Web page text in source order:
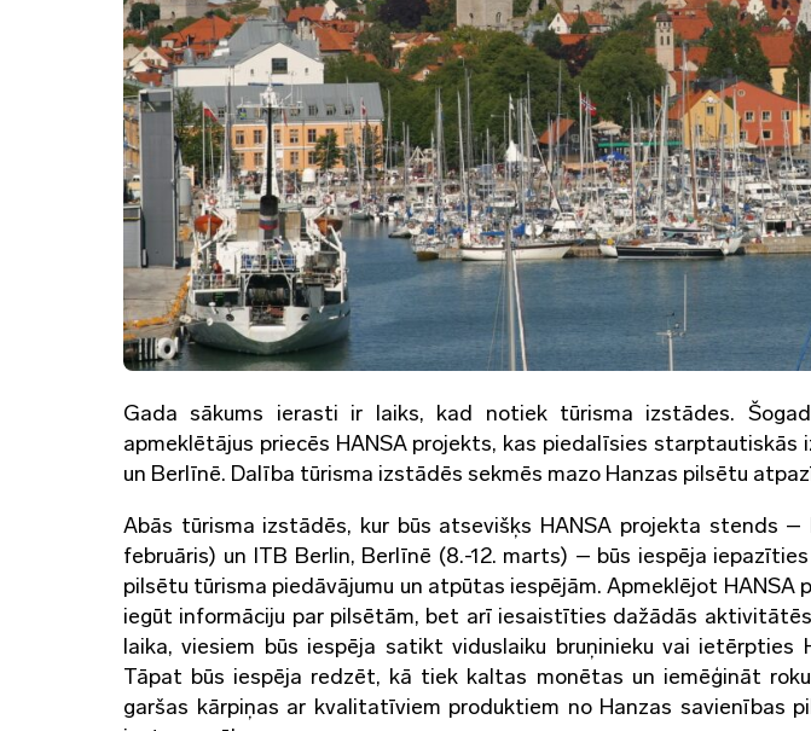
Gada sākums ierasti ir laiks, kad notiek tūrisma izstādes.
apmeklētājus priecēs HANSA projekts, kas piedalīsies starptautiskās
un Berlīnē. Dalība tūrisma izstādēs sekmēs mazo Hanzas pilsētu
Abās tūrisma izstādēs, kur būs atsevišķs HANSA projekta stends –
februāris) un ITB Berlin, Berlīnē (8.-12. marts) – būs iespēja
pilsētu tūrisma piedāvājumu un atpūtas iespējām. Apmeklējot HANSA
iegūt informāciju par pilsētām, bet arī iesaistīties dažādās
laika, viesiem būs iespēja satikt viduslaiku bruņinieku vai ietērpties
Tāpat būs iespēja redzēt, kā tiek kaltas monētas un iemēģināt
garšas kārpiņas ar kvalitatīviem produktiem no Hanzas savienības